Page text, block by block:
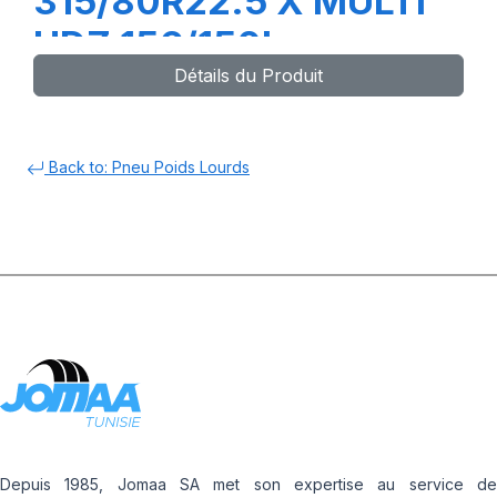
HDZ 156/150L
Détails du Produit
Back to: Pneu Poids Lourds
Depuis 1985, Jomaa SA met son expertise au service de